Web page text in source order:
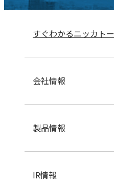
すぐわかるニッカトー
会社情報
製品情報
IR情報